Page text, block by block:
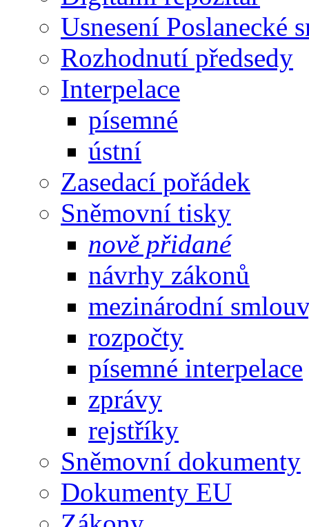
Usnesení Poslanecké
Rozhodnutí předsedy
Interpelace
písemné
ústní
Zasedací pořádek
Sněmovní tisky
nově přidané
návrhy zákonů
mezinárodní
rozpočty
písemné interpelace
zprávy
rejstříky
Sněmovní dokumenty
Dokumenty EU